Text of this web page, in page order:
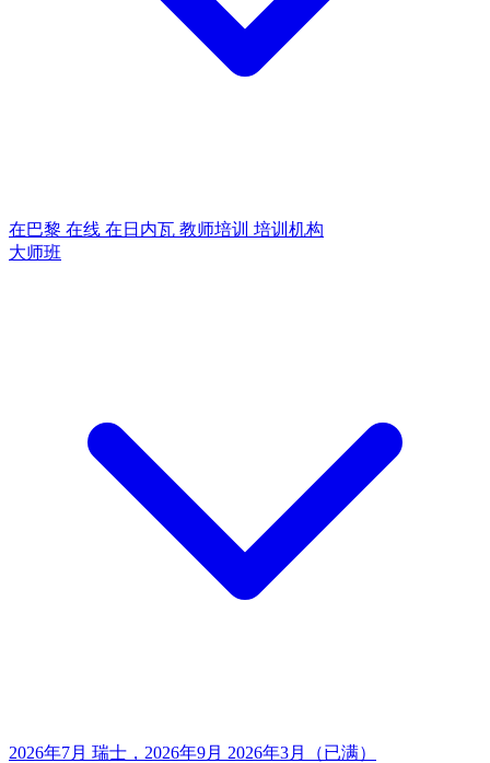
在巴黎 在线 在日内瓦 教师培训 培训机构
大师班
2026年7月 瑞士，2026年9月 2026年3月（已满）